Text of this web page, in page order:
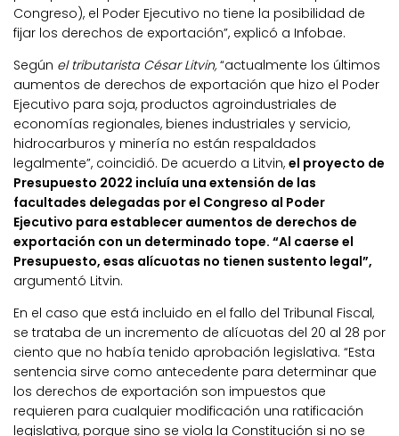
Congreso), el Poder Ejecutivo no tiene la posibilidad de
fijar los derechos de exportación”, explicó a Infobae.
Según el tributarista César Litvin,“actualmente los últimos
aumentos de derechos de exportación que hizo el Poder
Ejecutivo para soja, productos agroindustriales de
economías regionales, bienes industriales y servicio,
hidrocarburos y minería no están respaldados
legalmente”, coincidió. De acuerdo a Litvin, el proyecto de
Presupuesto 2022 incluía una extensión de las
facultades delegadas por el Congreso al Poder
Ejecutivo para establecer aumentos de derechos de
exportación con un determinado tope. “Al caerse el
Presupuesto, esas alícuotas no tienen sustento legal”,
argumentó Litvin.
En el caso que está incluido en el fallo del Tribunal Fiscal,
se trataba de un incremento de alícuotas del 20 al 28 por
ciento que no había tenido aprobación legislativa. “Esta
sentencia sirve como antecedente para determinar que
los derechos de exportación son impuestos que
requieren para cualquier modificación una ratificación
legislativa, porque sino se viola la Constitución si no se